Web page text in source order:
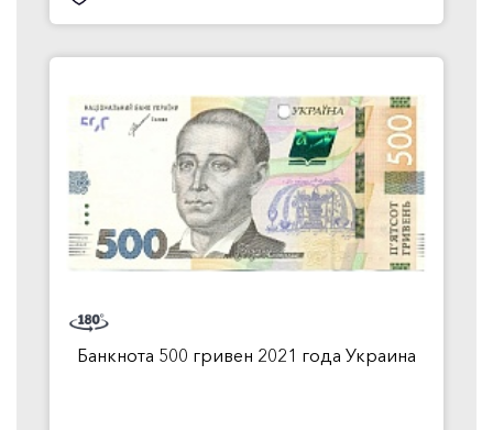
Банкнота 500 гривен 2021 года Украина